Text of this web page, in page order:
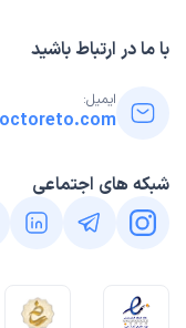
با ما در ارتباط باشید
ایمیل:
شبکه های اجتماعی